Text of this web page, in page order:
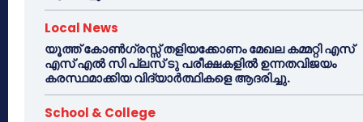
Local News
യൂത്ത് കോൺഗ്രസ്സ് തളിയക്കോണം മേഖല കമ്മറ്റി എസ്
എസ് എൽ സി പ്ലസ് ടു പരീക്ഷകളിൽ ഉന്നതവിജയം
കരസ്ഥമാക്കിയ വിദ്യാർത്ഥികളെ ആദരിച്ചു.
School & College